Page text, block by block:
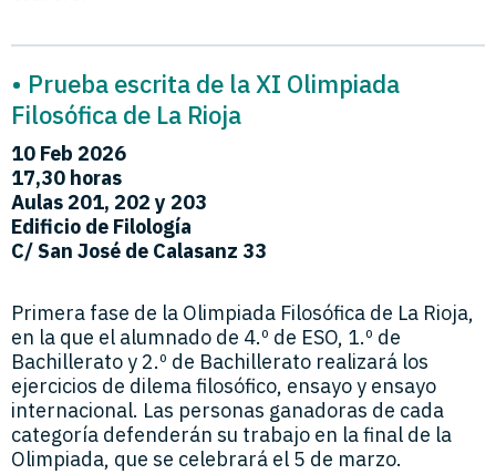
• Prueba escrita de la XI Olimpiada
Filosófica de La Rioja
10 Feb 2026
17,30 horas
Aulas 201, 202 y 203
Edificio de Filología
C/ San José de Calasanz 33
Primera fase de la Olimpiada Filosófica de La Rioja,
en la que el alumnado de 4.º de ESO, 1.º de
Bachillerato y 2.º de Bachillerato realizará los
ejercicios de dilema filosófico, ensayo y ensayo
internacional. Las personas ganadoras de cada
categoría defenderán su trabajo en la final de la
Olimpiada, que se celebrará el 5 de marzo.